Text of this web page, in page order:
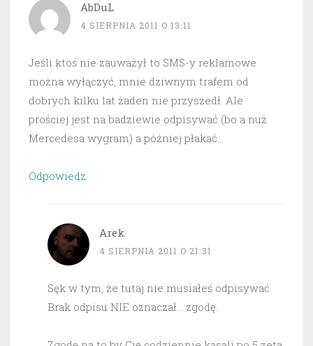
AbDuL
4 SIERPNIA 2011 O 13:11
Jeśli ktoś nie zauważył to SMS-y reklamowe
można wyłączyć, mnie dziwnym trafem od
dobrych kilku lat żaden nie przyszedł. Ale
prościej jest na badziewie odpisywać (bo a nuż
Mercedesa wygram) a później płakać…
Odpowiedz
Arek
4 SIERPNIA 2011 O 21:31
Sęk w tym, że tutaj nie musiałeś odpisywać.
Brak odpisu NIE oznaczał… zgodę.